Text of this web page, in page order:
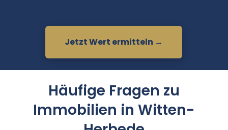
Jetzt Wert ermitteln →
Häufige Fragen zu
Immobilien in Witten-